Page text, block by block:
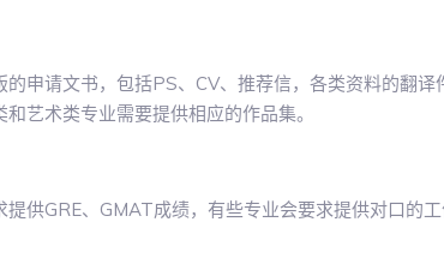
申请文书，包括PS、CV、推荐信，各类资料的翻
艺术类专业需要提供相应的作品集。
供GRE、GMAT成绩，有些专业会要求提供对口的